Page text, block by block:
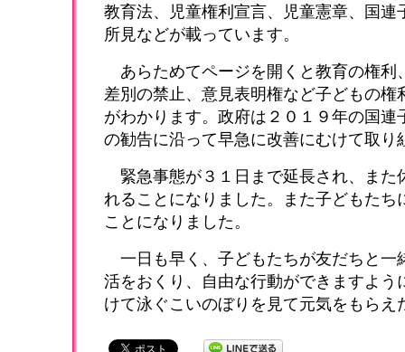
教育法、児童権利宣言、児童憲章、国連
所見などが載っています。
あらためてページを開くと教育の権利
差別の禁止、意見表明権など子どもの権
がわかります。政府は２０１９年の国連
の勧告に沿って早急に改善にむけて取り
緊急事態が３１日まで延長され、また
れることになりました。また子どもたち
ことになりました。
一日も早く、子どもたちが友だちと一
活をおくり、自由な行動ができますよう
けて泳ぐこいのぼりを見て元気をもらえ